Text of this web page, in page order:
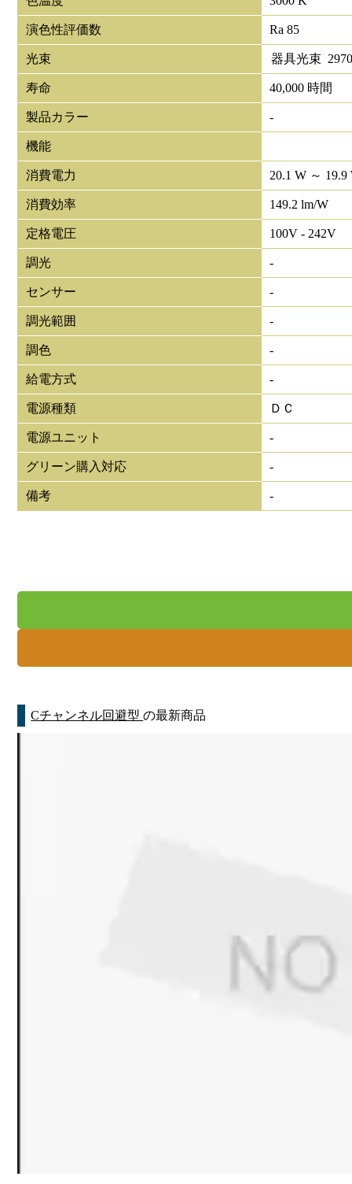
演色性評価数 Ra 85
光束 器具光束
寿命 40,000 時間
製品カラー -
機能
消費電力 20.1 W ～ 19.9
消費効率 149.2 lm/W
定格電圧 100V - 242V
調光 -
センサー -
調光範囲 -
調色 -
給電方式 -
電源種類 ＤＣ
電源ユニット -
グリーン購入対応 -
備考 -
Cチャンネル回避型の最新商品